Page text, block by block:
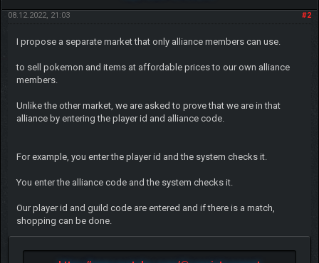
#2
08.12.2022, 21:03
I propose a separate market that only alliance members can use.
to sell pokemon and items at affordable prices to our own alliance
members.
Unlike the other market, we are asked to prove that we are in that
alliance by entering the player id and alliance code.
For example, you enter the player id and the system checks it.
You enter the alliance code and the system checks it.
Our player id and guild code are entered and if there is a match,
shopping can be done.